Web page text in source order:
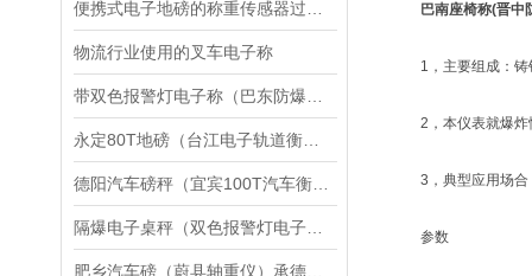
物流行业使用的叉车电子称
巴南座椅称(晋中
1，主要组成：铸铝
2，本仪表就爆炸性
3，典型应用场合：
参数